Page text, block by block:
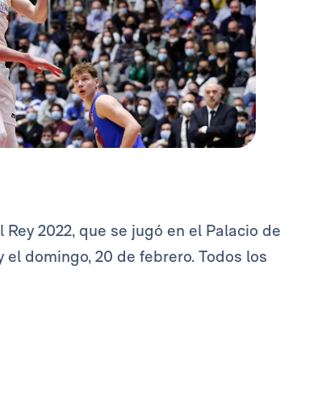
2022, que se jugó en el Palacio de
domingo, 20 de febrero. Todos los